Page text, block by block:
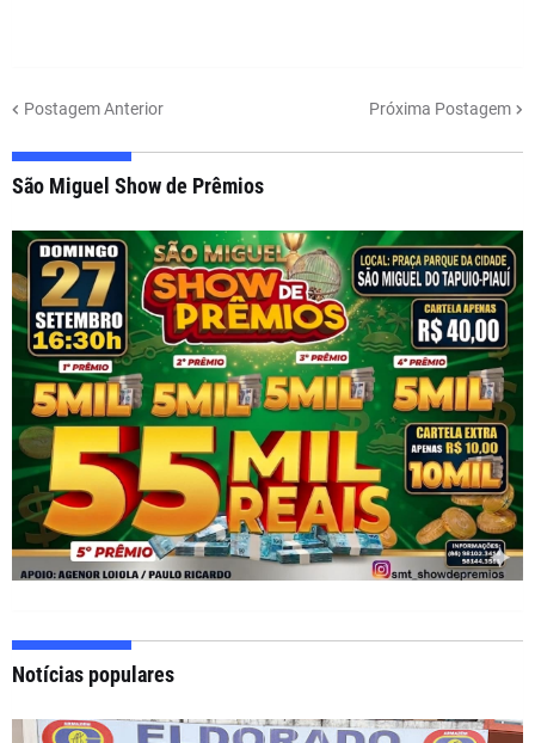
Postagem Anterior Próxima Postagem
São Miguel Show de Prêmios
Notícias populares